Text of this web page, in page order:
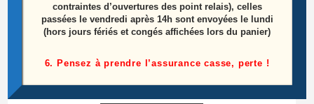
15,00€
contraintes d’ouvertures des point relais), celles
passées le vendredi après 14h sont envoyées le lundi
(hors jours fériés et congés affichées lors du panier)
6. Pensez à prendre l’assurance casse, perte !